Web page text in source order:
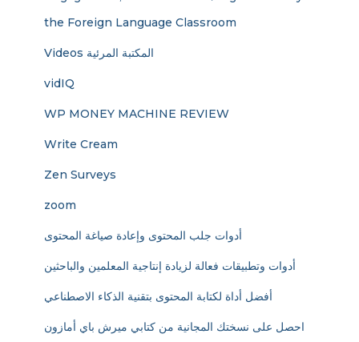
the Foreign Language Classroom
Videos المكتبة المرئية
vidIQ
WP MONEY MACHINE REVIEW
Write Cream
Zen Surveys
zoom
أدوات جلب المحتوى وإعادة صياغة المحتوى
أدوات وتطبيقات فعالة لزيادة إنتاجية المعلمين والباحثين
أفضل أداة لكتابة المحتوى بتقنية الذكاء الاصطناعي
احصل على نسختك المجانية من كتابي ميرش باي أمازون